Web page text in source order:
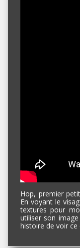
Hop, premier
En voyant le
textures pour
utiliser son
histoire de voir ce